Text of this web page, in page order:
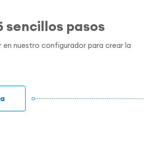
sencillos pasos
en nuestro configurador para crear la